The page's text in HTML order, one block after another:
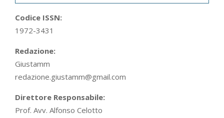
Codice ISSN:
1972-3431
Redazione:
Giustamm
redazione.giustamm@gmail.com
Direttore Responsabile:
Prof. Avv. Alfonso Celotto